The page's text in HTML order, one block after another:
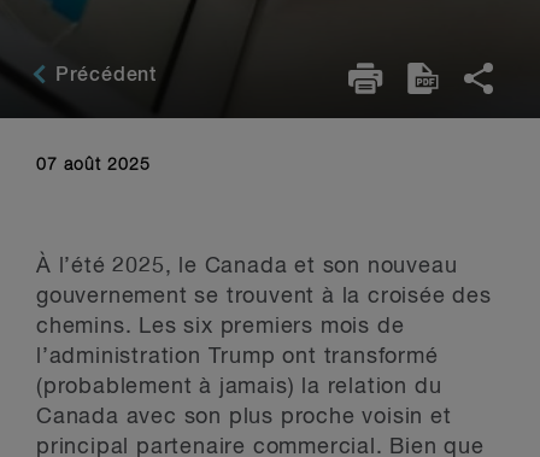
Précédent
07 août 2025
À l’été 2025, le Canada et son nouveau
gouvernement se trouvent à la croisée des
chemins. Les six premiers mois de
l’administration Trump ont transformé
(probablement à jamais) la relation du
Canada avec son plus proche voisin et
principal partenaire commercial. Bien que